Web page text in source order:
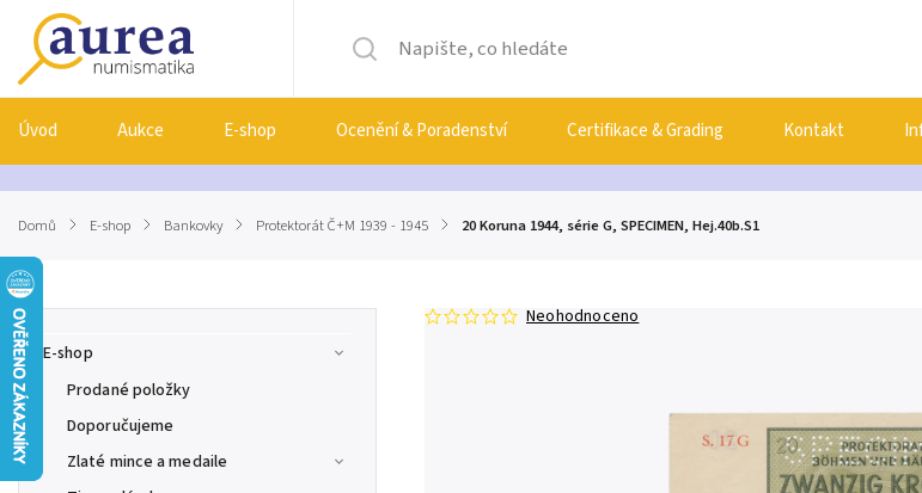
Úvod Aukce E-shop Ocenění & Poradenství Certifikace & Grading Kontakt
Domů / E-shop / Bankovky / Protektorát Č+M 1939 - 1945 / 20 Koruna 1944, série G, SPECIMEN, Hej.40b.S1
E-shop
Prodané položky
Doporučujeme
Zlaté mince a medaile
Neohodnoceno